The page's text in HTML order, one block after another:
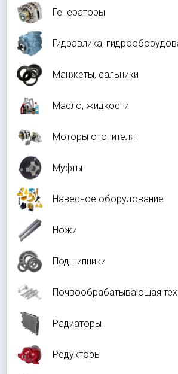
Генераторы
Гидравлика,
Манжеты, сальники
Масло, жидкости
Моторы отопителя
Муфты
Навесное оборудование
Ножи
Подшипники
Почвообрабатывающая
Радиаторы
Редукторы